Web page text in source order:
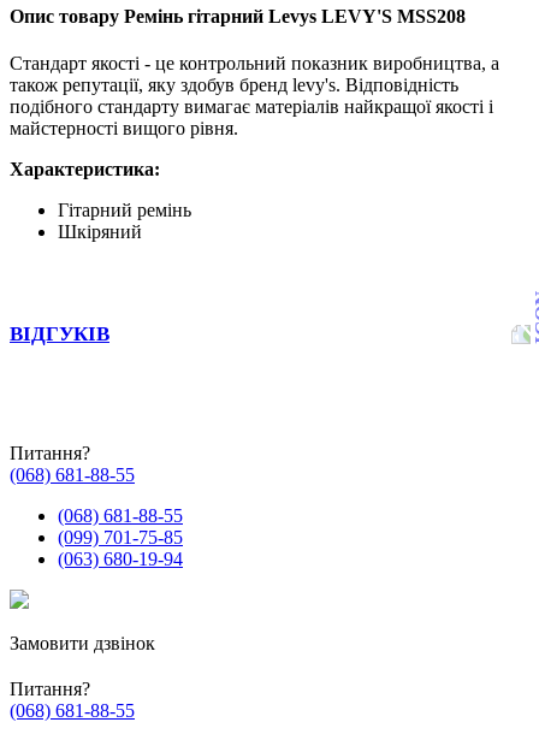
Опис товару Ремінь гітарний Levys LEVY'S MSS208
Стандарт якості - це контрольний показник виробництва, а
також репутації, яку здобув бренд levy's. Відповідність
подібного стандарту вимагає матеріалів найкращої якості і
майстерності вищого рівня.
Характеристика:
Гітарний ремінь
Шкіряний
ВІДГУКІВ
Питання?
(068) 681-88-55
(068) 681-88-55
(099) 701-75-85
(063) 680-19-94
Замовити дзвінок
Питання?
(068) 681-88-55